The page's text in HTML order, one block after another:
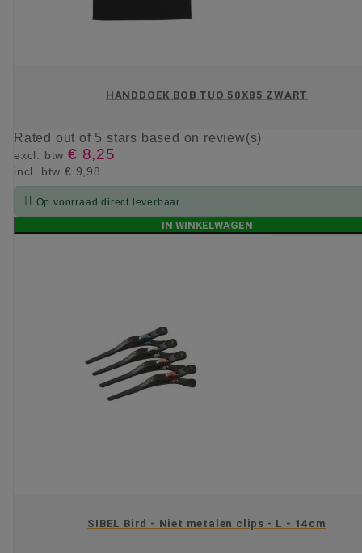
HANDDOEK BOB TUO 50X85 ZWART
Rated out of 5 stars based on review(s)
excl. btw € 8,25
incl. btw € 9,98
 Op voorraad direct leverbaar
IN WINKELWAGEN
SIBEL Bird - Niet metalen clips - L - 14cm